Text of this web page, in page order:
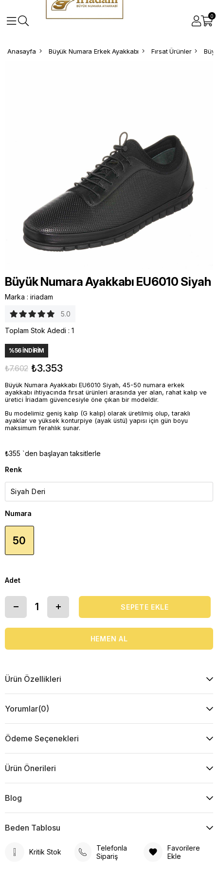
0
Anasayfa Büyük Numara Erkek Ayakkabı Fırsat Ürünler
Büyük Numara Ayakkabı EU6010 Siyah
Marka : iriadam
5.0
Toplam Stok Adedi : 1
%56İNDIRIM
₺7.602 ₺3.353
Büyük Numara Ayakkabı EU6010 Siyah, 45-50 numara erkek
ayakkabı ihtiyacında fırsat ürünleri arasında yer alan, rahat kalıp ve
üretici İriadam güvencesiyle öne çıkan bir modeldir.
Bu modelimiz geniş kalıp (G kalıp) olarak üretilmiş olup, taraklı
ayaklar ve yüksek konturpiye (ayak üstü) yapısı için gün boyu
maksimum ferahlık sunar.
₺355 `den başlayan taksitlerle
Renk
Numara
50
Adet
Ürün Özellikleri
Yorumlar(0)
Ödeme Seçenekleri
Ürün Önerileri
Blog
Beden Tablosu
Kritik Stok
Telefonla
Sipariş
Favorilere
Ekle